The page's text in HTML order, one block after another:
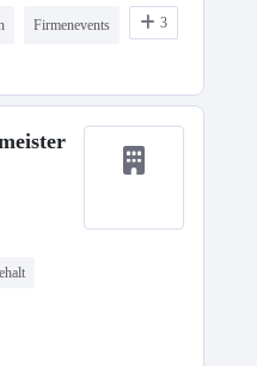
Firmenevents 3